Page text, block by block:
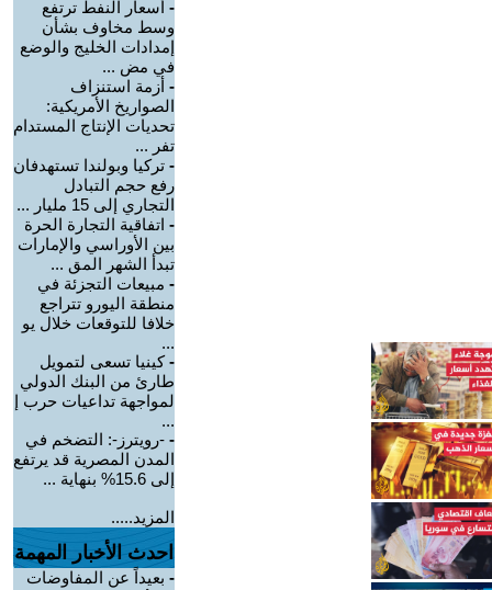
- أسعار النفط ترتفع
وسط مخاوف بشأن
إمدادات الخليج والوضع
في مض ...
- أزمة استنزاف
الصواريخ الأمريكية:
تحديات الإنتاج المستدام
تفر ...
- تركيا وبولندا تستهدفان
رفع حجم التبادل
التجاري إلى 15 مليار ...
- اتفاقية التجارة الحرة
بين الأوراسي والإمارات
تبدأ الشهر المق ...
- مبيعات التجزئة في
منطقة اليورو تتراجع
خلافا للتوقعات خلال يو
...
-كينيا تسعى لتمويل
طارئ من البنك الدولي
لمواجهة تداعيات حرب إ
...
- -رويترز-: التضخم في
المدن المصرية قد يرتفع
إلى 15.6% بنهاية ...
المزيد.....
احدث الأخبار المهمة
- بعيداً عن المفاوضات